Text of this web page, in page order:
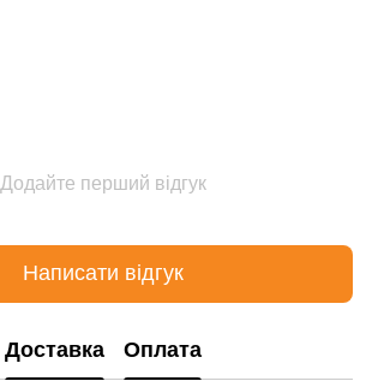
Додайте перший відгук
Написати відгук
Доставка Оплата